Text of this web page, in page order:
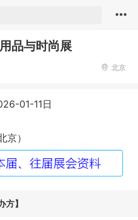
品与时尚展
北京
01-11日
）
】